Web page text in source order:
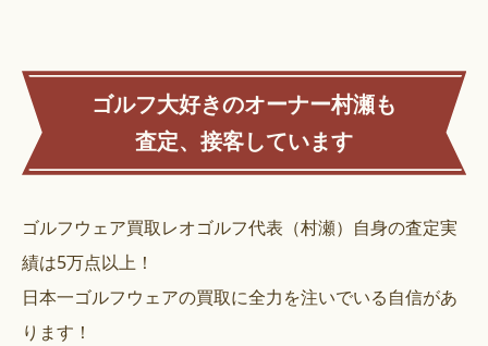
ゴルフ大好きのオーナー村瀬も
査定、接客しています
ゴルフウェア買取レオゴルフ代表（村瀬）自身の査定実
績は5万点以上！
日本一ゴルフウェアの買取に全力を注いでいる自信があ
ります！